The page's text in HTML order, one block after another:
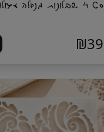
סט 4 שבלונות מנדלה עגולות
₪39